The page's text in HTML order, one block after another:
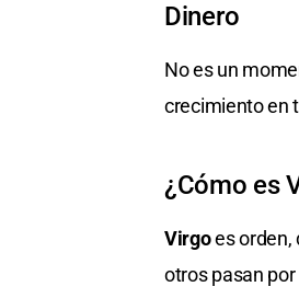
Dinero
No es un
crecimiento en
¿Cómo es
Virgoes orden,
otros pasan